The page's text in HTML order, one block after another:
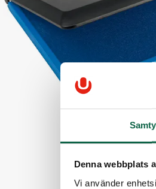
Denna webbplats
Vi använder